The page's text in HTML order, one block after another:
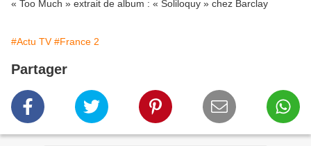
« Too Much » extrait de album : « Soliloquy » chez Barclay
#Actu TV #France 2
Partager